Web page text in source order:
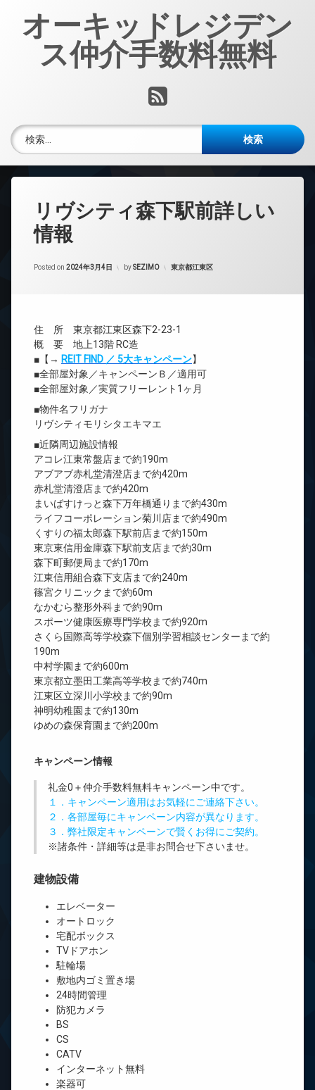
オーキッドレジデン
ス仲介手数料無料
RSS
検索:
リヴシティ森下駅前詳しい
情報
Posted on 2024年3月4日 bySEZIMO カテゴリー:
東京都江東区
住 所 東京都江東区森下2-23-1
概 要 地上13階 RC造
■【→ REIT FIND ／ 5大キャンペーン】
■全部屋対象／キャンペーンＢ／適用可
■全部屋対象／実質フリーレント1ヶ月
■物件名フリガナ
リヴシティモリシタエキマエ
■近隣周辺施設情報
アコレ江東常盤店まで約190m
アブアブ赤札堂清澄店まで約420m
赤札堂清澄店まで約420m
まいばすけっと森下万年橋通りまで約430m
ライフコーポレーション菊川店まで約490m
くすりの福太郎森下駅前店まで約150m
東京東信用金庫森下駅前支店まで約30m
森下町郵便局まで約170m
江東信用組合森下支店まで約240m
篠宮クリニックまで約60m
なかむら整形外科まで約90m
スポーツ健康医療専門学校まで約920m
さくら国際高等学校森下個別学習相談センターまで約
190m
中村学園まで約600m
東京都立墨田工業高等学校まで約740m
江東区立深川小学校まで約90m
神明幼稚園まで約130m
ゆめの森保育園まで約200m
キャンペーン情報
礼金0 ＋仲介手数料無料キャンペーン中です。
１．キャンペーン適用はお気軽にご連絡下さい。
２．各部屋毎にキャンペーン内容が異なります。
３．弊社限定キャンペーンで賢くお得にご契約。
※諸条件・詳細等は是非お問合せ下さいませ。
建物設備
エレベーター
オートロック
宅配ボックス
TVドアホン
駐輪場
敷地内ゴミ置き場
24時間管理
防犯カメラ
BS
CS
CATV
インターネット無料
楽器可